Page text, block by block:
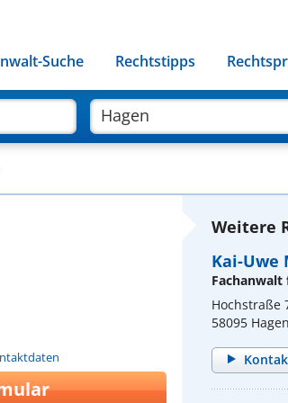
Suche Rechtstipps
Weitere
Kai-Uwe
Hochstraße
58095 Hagen